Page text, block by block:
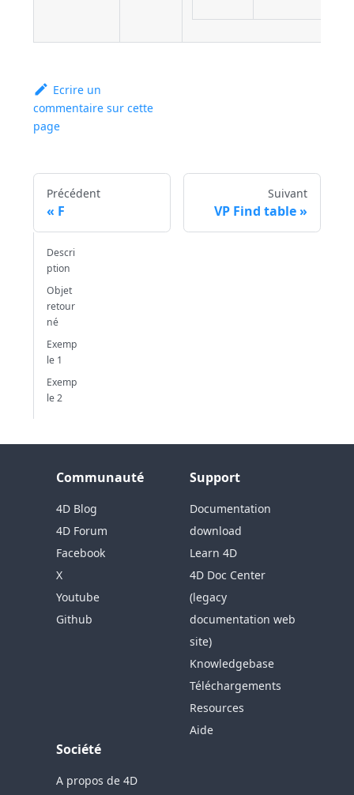
Ecrire un
commentaire sur cette
page
Précédent
F
Suivant
VP Find table
Descri
ption
Objet
retour
né
Exemp
le 1
Exemp
le 2
Communauté
4D Blog
4D Forum
Facebook
X
Youtube
Github
Support
Documentation
download
Learn 4D
4D Doc Center
(legacy
documentation web
site)
Knowledgebase
Téléchargements
Resources
Aide
Société
A propos de 4D